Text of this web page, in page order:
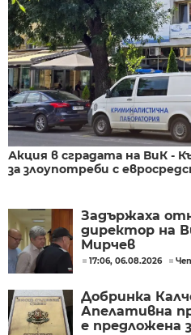
Акция в сградата на ВиК -
за злоупотреби с
Задържаха
директор на
Мирчев
17:06, 06.08.2026
Добринка
Апелативна
е предложена